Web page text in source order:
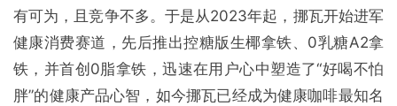
有可为，且竞争不多。于是从2023年起，挪瓦开始进军
健康消费赛道，先后推出控糖版生椰拿铁、0乳糖A2拿
铁，并首创0脂拿铁，迅速在用户心中塑造了“好喝不怕
胖”的健康产品心智，如今挪瓦已经成为健康咖啡最知名